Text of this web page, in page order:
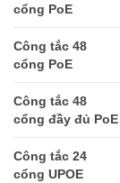
cổng PoE
Công tắc 48
cổng PoE
Công tắc 48
cổng đầy đủ PoE
Công tắc 24
cổng UPOE